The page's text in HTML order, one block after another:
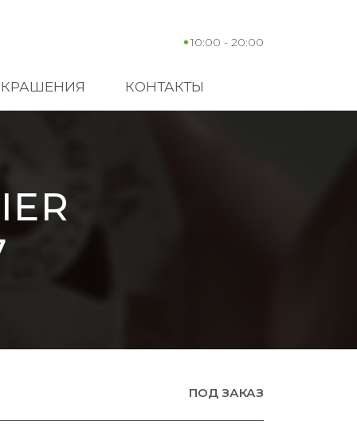
10:00 - 20:00
КОНТАКТЫ
ПОД ЗАКАЗ